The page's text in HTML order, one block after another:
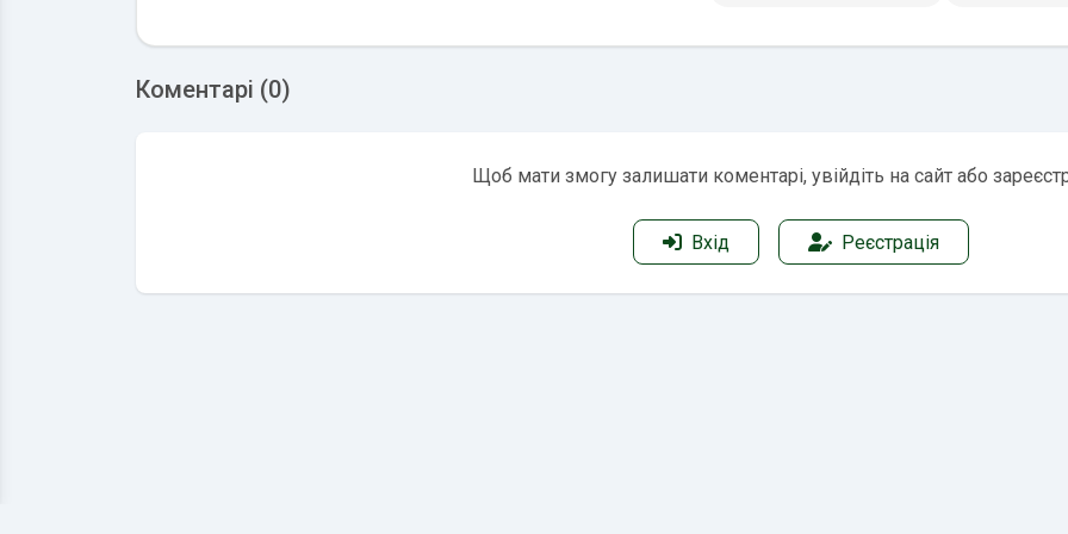
Коментарі (0)
Щоб мати змогу залишати коментарі, увійдіть на сайт або
Вхід Реєстрація